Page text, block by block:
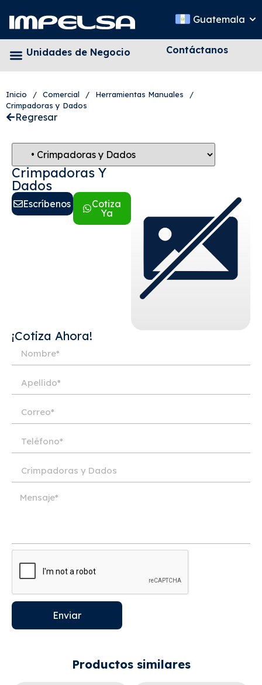
Guatemala
Unidades de Negocio Contáctanos
Inicio / Comercial / Herramientas Manuales
/
Crimpadoras y Dados
Regresar
Crimpadoras Y
Dados
Escríbenos
Cotiza
Ya
¡Cotiza Ahora!
Enviar
Productos similares